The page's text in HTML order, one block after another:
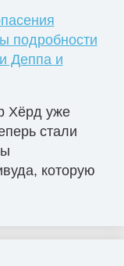
подробности
Деппа и
Хёрд уже
стали
которую